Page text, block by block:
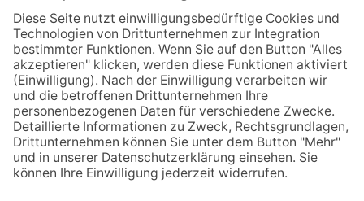
Öffnungszeiten
Apotheken Notdienst:
Bereitschaftsdienste